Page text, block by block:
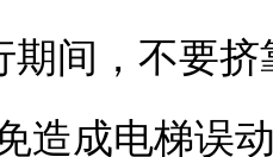
期间，不要
造成电梯误